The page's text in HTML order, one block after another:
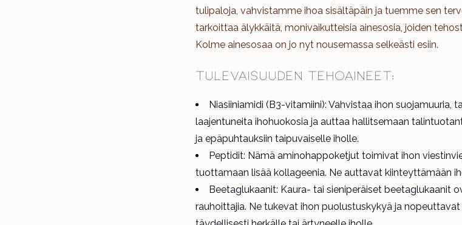
tulipaloja, vahvistamme ihoa sisältäpäin ja tuemme sen
tarkoittaa älykkäitä, monivaikutteisia ainesosia, joiden
Kolme ainesosaa on jo nyt nousemassa selkeästi esiin.
Tulevaisuuden tehoaineet:
Niasiiniamidi (B3-vitamiini): Vahvistaa ihon suojamuuria,
laajentuneita ihohuokosia ja auttaa hallitsemaan
ja epäpuhtauksiin taipuvaiselle iholle.
Peptidit: Nämä aminohappoketjut toimivat ihon
tuottamaan lisää kollageenia. Ne auttavat kiinteyttämään
Beetaglukaanit: Kaura- tai sieniperäiset beetaglukaanit
rauhoittajia. Ne tukevat ihon puolustuskykyä ja